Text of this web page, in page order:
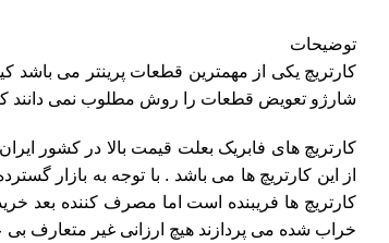
توضیحات
کارتریچ یکی از مهمترین قطعات پرینتر می باشد
شارژو تعویض قطعات را روش مطلوب نمی دانند کیفیت
کارتریچ های فابریک بعلت قیمت بالا در کشور
از این کارتریچ ها می باشد . با توجه به بازار
کارتریچ ها فریبنده است اما مصرف کننده بعد
خراب شده می پردازند هیچ ارزانی غیر متعارف